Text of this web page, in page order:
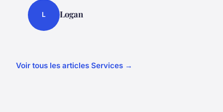
L Logan
Voir tous les articles Services →